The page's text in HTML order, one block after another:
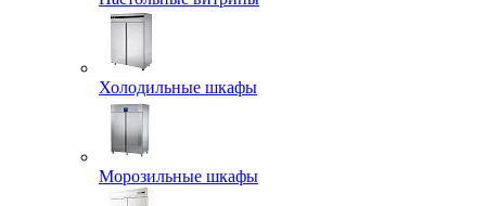
Холодильные шкафы
Морозильные шкафы